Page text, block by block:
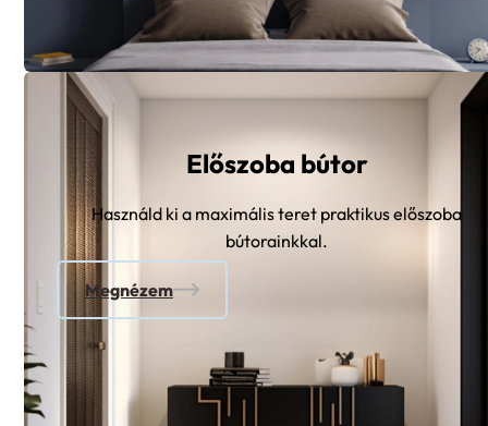
Használd ki a maximális teret praktikus előszoba
bútorainkkal.
Megnézem